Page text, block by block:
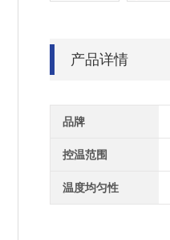
产品详情
品牌
控温范围
温度均匀性